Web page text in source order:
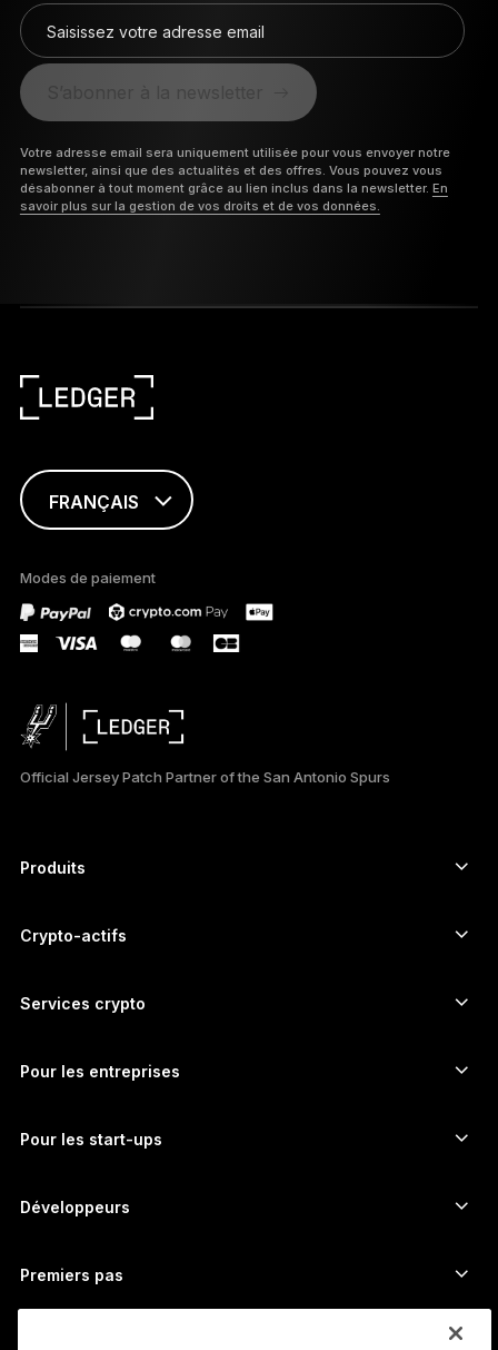
Saisissez votre adresse email
S’abonner à la newsletter
Votre adresse email sera uniquement utilisée pour vous envoyer notre
newsletter, ainsi que des actualités et des offres. Vous pouvez vous
désabonner à tout moment grâce au lien inclus dans la newsletter. En
savoir plus sur la gestion de vos droits et de vos données.
FRANÇAIS
TÜRKÇE
DEUTSCH
PORTUGUÊS
ESPAÑOL
简体中文
العربية
Modes de paiement
Official Jersey Patch Partner of the San Antonio Spurs
Produits
Hardware Wallet
Ledger Stax
Ledger Nano Classics
Bundles
Tous les produits
Crypto-actifs
Wallet Ethereum
Wallet Cardano
Wallet Monero
Découvrir tous les actifs
Services crypto
Achetez des cryptos
Échangez des cryptos
Pour les entreprises
Pour les start-ups
Développeurs
Premiers pas